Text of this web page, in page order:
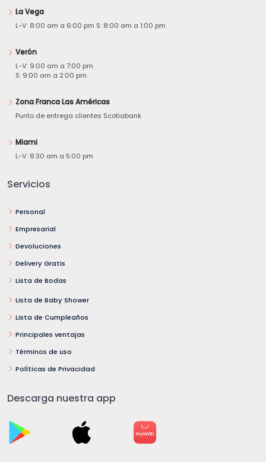
La Vega
L-V: 8:00 am a 6:00 pm S: 8:00 am a 1:00 pm
Verón
L-V: 9:00 am a 7:00 pm
S: 9:00 am a 2:00 pm
Zona Franca Las Américas
Punto de entrega clientes Scotiabank
Miami
L-V: 8:30 am a 5:00 pm
Servicios
Personal
Empresarial
Devoluciones
Delivery Gratis
Lista de Bodas
Lista de Baby Shower
Lista de Cumpleaños
Principales ventajas
Términos de uso
Políticas de Privacidad
Descarga nuestra app